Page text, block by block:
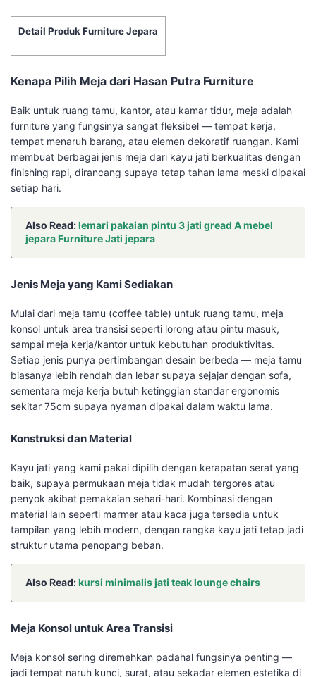
Detail Produk Furniture Jepara
Kenapa Pilih Meja dari Hasan Putra Furniture
Baik untuk ruang tamu, kantor, atau kamar tidur, meja adalah
furniture yang fungsinya sangat fleksibel — tempat kerja,
tempat menaruh barang, atau elemen dekoratif ruangan. Kami
membuat berbagai jenis meja dari kayu jati berkualitas dengan
finishing rapi, dirancang supaya tetap tahan lama meski dipakai
setiap hari.
Also Read:lemari pakaian pintu 3 jati gread A mebel
jepara Furniture Jati jepara
Jenis Meja yang Kami Sediakan
Mulai dari meja tamu (coffee table) untuk ruang tamu, meja
konsol untuk area transisi seperti lorong atau pintu masuk,
sampai meja kerja/kantor untuk kebutuhan produktivitas.
Setiap jenis punya pertimbangan desain berbeda — meja tamu
biasanya lebih rendah dan lebar supaya sejajar dengan sofa,
sementara meja kerja butuh ketinggian standar ergonomis
sekitar 75cm supaya nyaman dipakai dalam waktu lama.
Konstruksi dan Material
Kayu jati yang kami pakai dipilih dengan kerapatan serat yang
baik, supaya permukaan meja tidak mudah tergores atau
penyok akibat pemakaian sehari-hari. Kombinasi dengan
material lain seperti marmer atau kaca juga tersedia untuk
tampilan yang lebih modern, dengan rangka kayu jati tetap jadi
struktur utama penopang beban.
Also Read:kursi minimalis jati teak lounge chairs
Meja Konsol untuk Area Transisi
Meja konsol sering diremehkan padahal fungsinya penting —
jadi tempat naruh kunci, surat, atau sekadar elemen estetika di